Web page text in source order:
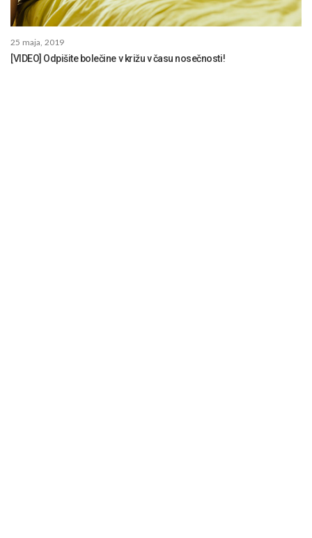
25 maja, 2019
[VIDEO] Odpišite bolečine v križu v času nosečnosti!